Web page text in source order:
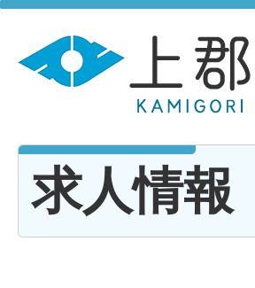
求人情報